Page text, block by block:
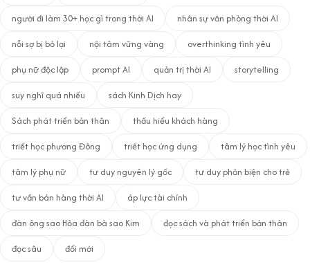
người đi làm 30+ học gì trong thời AI
nhân sự văn phòng thời AI
nỗi sợ bị bỏ lại
nội tâm vững vàng
overthinking tình yêu
phụ nữ độc lập
prompt AI quản trị thời AI
storytelling
suy nghĩ quá nhiều
sách Kinh Dịch hay
Sách phát triển bản thân
thấu hiểu khách hàng
triết học phương Đông
triết học ứng dụng
tâm lý học tình yêu
tâm lý phụ nữ
tư duy nguyên lý gốc
tư duy phản biện cho trẻ
tư vấn bán hàng thời AI
áp lực tài chính
đàn ông sao Hỏa đàn bà sao Kim
đọc sách và phát triển bản thân
đọc sâu
đổi mới